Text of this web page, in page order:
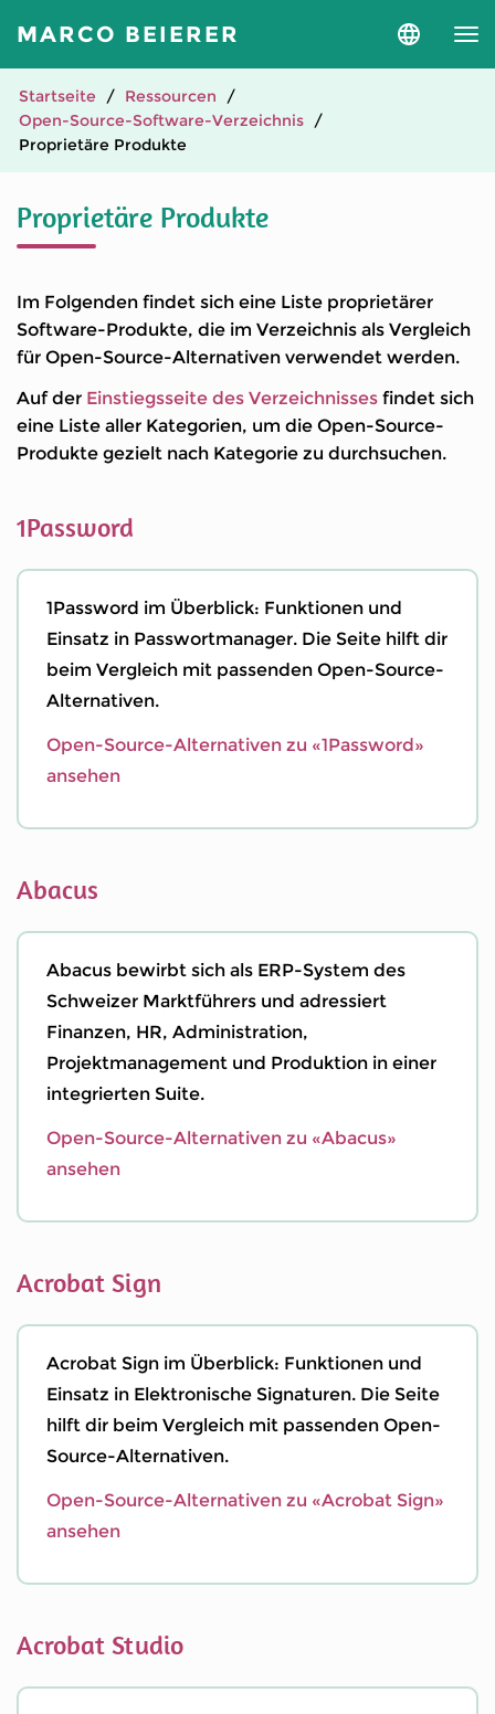
MARCO BEIERER
Sprache
Startseite
Ressourcen
Open-Source-Software-Verzeichnis
Proprietäre Produkte
Proprietäre Produkte
Im Folgenden findet sich eine Liste proprietärer
Software-Produkte, die im Verzeichnis als Vergleich
für Open-Source-Alternativen verwendet werden.
Auf der Einstiegsseite des Verzeichnisses findet sich
eine Liste aller Kategorien, um die Open-Source-
Produkte gezielt nach Kategorie zu durchsuchen.
1Password
1Password im Überblick: Funktionen und
Einsatz in Passwortmanager. Die Seite hilft dir
beim Vergleich mit passenden Open-Source-
Alternativen.
Open-Source-Alternativen zu «1Password»
ansehen
Abacus
Abacus bewirbt sich als ERP-System des
Schweizer Marktführers und adressiert
Finanzen, HR, Administration,
Projektmanagement und Produktion in einer
integrierten Suite.
Open-Source-Alternativen zu «Abacus»
ansehen
Acrobat Sign
Acrobat Sign im Überblick: Funktionen und
Einsatz in Elektronische Signaturen. Die Seite
hilft dir beim Vergleich mit passenden Open-
Source-Alternativen.
Open-Source-Alternativen zu «Acrobat Sign»
ansehen
Acrobat Studio